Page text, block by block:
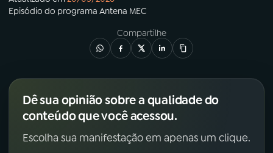
Episódio do programa Antena MEC
Compartilhe
Dê sua opinião sobre a qualidade do
conteúdo que você acessou.
Escolha sua manifestação em apenas um clique.